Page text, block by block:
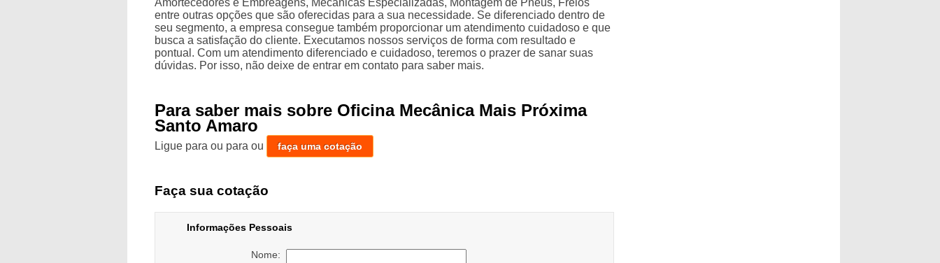
Amortecedores e Embreagens, Mecânicas Especializadas, Montagem de Pneus, Freios
entre outras opções que são oferecidas para a sua necessidade. Se diferenciado dentro de
seu segmento, a empresa consegue também proporcionar um atendimento cuidadoso e que
busca a satisfação do cliente. Executamos nossos serviços de forma com resultado e
pontual. Com um atendimento diferenciado e cuidadoso, teremos o prazer de sanar suas
dúvidas. Por isso, não deixe de entrar em contato para saber mais.
Para saber mais sobre Oficina Mecânica Mais Próxima
Santo Amaro
Ligue paraou paraou faça uma cotação
Faça sua cotação
Informações Pessoais
Nome: